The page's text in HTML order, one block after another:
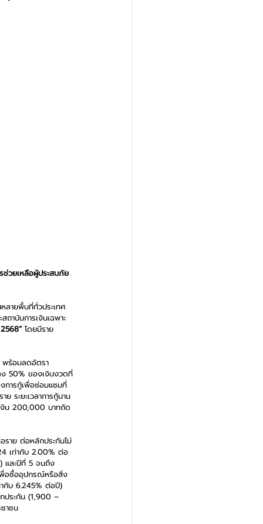
ช่วยเหลือผู้ประสบภัย
ลายพื้นที่ทั่วประเทศ
ถาบันการเงินเฉพาะ
โดยมีราย
พร้อมลดอัตรา
50% ของเงินงวดที่
งการกู้เพื่อซ่อมแซมที่
ระยะเวลาการกู้นาน
งิน 200,000 บาทถัด
าย ต่อหลักประกันไม่
เท่ากับ 2.00% ต่อ
และปีที่ 5 จนถึง
พื่อซื้ออุปกรณ์หรือสิ่ง
ากับ 6.245% ต่อปี)
กประกัน (1,900 –
าชน